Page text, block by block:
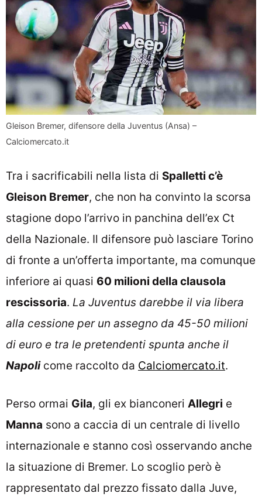
Gleison Bremer, difensore della Juventus (Ansa) –
Calciomercato.it
Tra i sacrificabili nella lista di Spalletti c’è
Gleison Bremer, che non ha convinto la scorsa
stagione dopo l’arrivo in panchina dell’ex Ct
della Nazionale. Il difensore può lasciare Torino
di fronte a un’offerta importante, ma comunque
inferiore ai quasi 60 milioni della clausola
rescissoria. La Juventus darebbe il via libera
alla cessione per un assegno da 45-50 milioni
di euro e tra le pretendenti spunta anche il
Napolicome raccolto da Calciomercato.it.
Perso ormai Gila, gli ex bianconeri Allegri e
Manna sono a caccia di un centrale di livello
internazionale e stanno così osservando anche
la situazione di Bremer. Lo scoglio però è
rappresentato dal prezzo fissato dalla Juve,